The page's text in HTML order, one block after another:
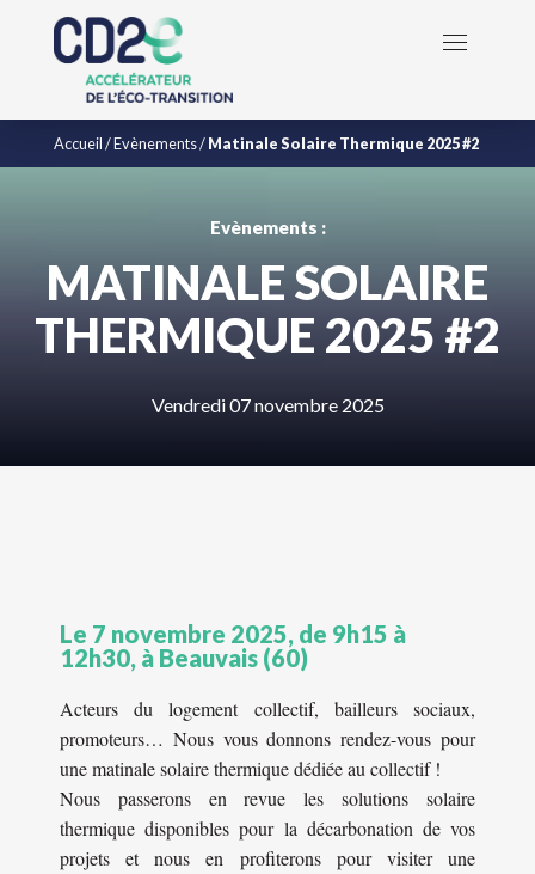
Accueil/Evènements/Matinale Solaire Thermique 2025 #2
Evènements :
MATINALE SOLAIRE
THERMIQUE 2025 #2
Vendredi 07 novembre 2025
Le 7 novembre 2025, de 9h15 à
12h30, à Beauvais (60)
Acteurs du logement collectif, bailleurs sociaux,
promoteurs… Nous vous donnons rendez-vous pour
une matinale solaire thermique dédiée au collectif !
Nous passerons en revue les solutions solaire
thermique disponibles pour la décarbonation de vos
projets et nous en profiterons pour visiter une